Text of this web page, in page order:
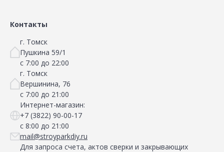
Контакты
г. Томск
Пушкина 59/1
с 7:00 до 22:00
г. Томск
Вершинина, 76
с 7:00 до 21:00
Интернет-магазин:
+7 (3822) 90-00-17
с 8:00 до 21:00
mail@stroyparkdiy.ru
Для запроса счета, актов сверки и закрывающих